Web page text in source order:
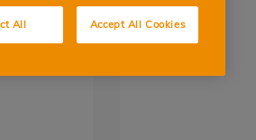
All Accept All Cookies